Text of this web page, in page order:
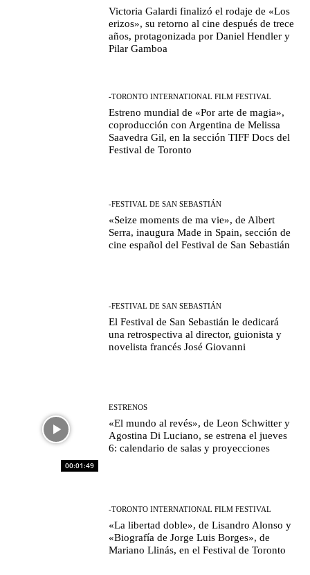
Victoria Galardi finalizó el rodaje de «Los
erizos», su retorno al cine después de trece
años, protagonizada por Daniel Hendler y
Pilar Gamboa
-TORONTO INTERNATIONAL FILM FESTIVAL
Estreno mundial de «Por arte de magia»,
coproducción con Argentina de Melissa
Saavedra Gil, en la sección TIFF Docs del
Festival de Toronto
-FESTIVAL DE SAN SEBASTIÁN
«Seize moments de ma vie», de Albert
Serra, inaugura Made in Spain, sección de
cine español del Festival de San Sebastián
-FESTIVAL DE SAN SEBASTIÁN
El Festival de San Sebastián le dedicará
una retrospectiva al director, guionista y
novelista francés José Giovanni
00:01:49
ESTRENOS
«El mundo al revés», de Leon Schwitter y
Agostina Di Luciano, se estrena el jueves
6: calendario de salas y proyecciones
-TORONTO INTERNATIONAL FILM FESTIVAL
«La libertad doble», de Lisandro Alonso y
«Biografía de Jorge Luis Borges», de
Mariano Llinás, en el Festival de Toronto